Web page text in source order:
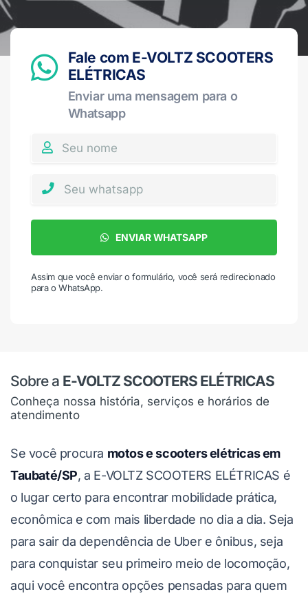
Fale com E-VOLTZ SCOOTERS
ELÉTRICAS
Enviar uma mensagem para o
Whatsapp
ENVIAR WHATSAPP
Assim que você enviar o formulário, você será redirecionado
para o WhatsApp.
Sobre a E-VOLTZ SCOOTERS ELÉTRICAS
Conheça nossa história, serviços e horários de
atendimento
Se você procura motos e scooters elétricas em
Taubaté/SP, a E-VOLTZ SCOOTERS ELÉTRICAS é
o lugar certo para encontrar mobilidade prática,
econômica e com mais liberdade no dia a dia. Seja
para sair da dependência de Uber e ônibus, seja
para conquistar seu primeiro meio de locomoção,
aqui você encontra opções pensadas para quem